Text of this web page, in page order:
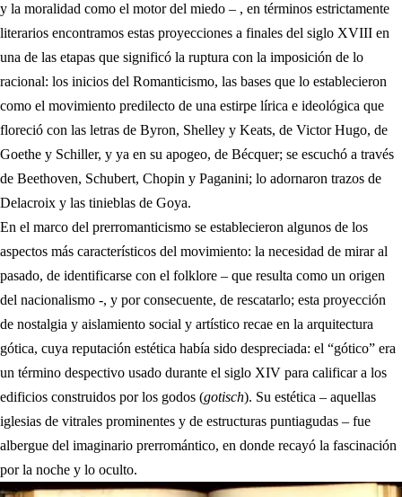
y la moralidad como el motor del miedo – , en términos estrictamente
literarios encontramos estas proyecciones a finales del siglo XVIII en
una de las etapas que significó la ruptura con la imposición de lo
racional: los inicios del Romanticismo, las bases que lo establecieron
como el movimiento predilecto de una estirpe lírica e ideológica que
floreció con las letras de Byron, Shelley y Keats, de Victor Hugo, de
Goethe y Schiller, y ya en su apogeo, de Bécquer; se escuchó a través
de Beethoven, Schubert, Chopin y Paganini; lo adornaron trazos de
Delacroix y las tinieblas de Goya.
En el marco del prerromanticismo se establecieron algunos de los
aspectos más característicos del movimiento: la necesidad de mirar al
pasado, de identificarse con el folklore – que resulta como un origen
del nacionalismo -, y por consecuente, de rescatarlo; esta proyección
de nostalgia y aislamiento social y artístico recae en la arquitectura
gótica, cuya reputación estética había sido despreciada: el “gótico” era
un término despectivo usado durante el siglo XIV para calificar a los
edificios construidos por los godos (gotisch). Su estética – aquellas
iglesias de vitrales prominentes y de estructuras puntiagudas – fue
albergue del imaginario prerromántico, en donde recayó la fascinación
por la noche y lo oculto.